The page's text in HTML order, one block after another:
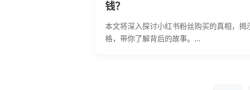
钱？
本文将深入探讨小红书粉丝购买的真相，揭
格，带你了解背后的故事。...